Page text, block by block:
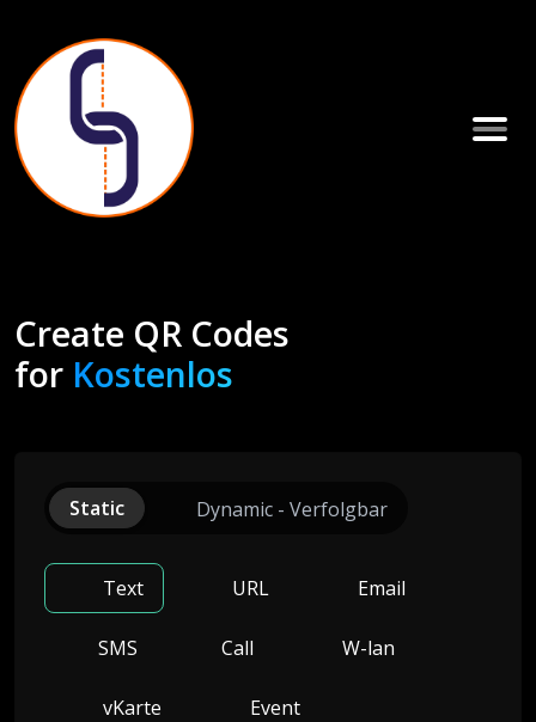
Create QR Codes
for Kostenlos
Static Dynamic - Verfolgbar
Text URL Email
SMS Call W-lan
vKarte Event